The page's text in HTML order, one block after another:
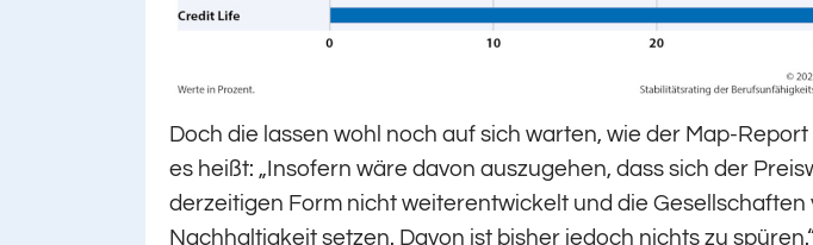
Doch die lassen wohl noch auf sich warten, wie der Map-
es heißt: „Insofern wäre davon auszugehen, dass sich der
derzeitigen Form nicht weiterentwickelt und die
Nachhaltigkeit setzen. Davon ist bisher jedoch nichts zu spüren.“